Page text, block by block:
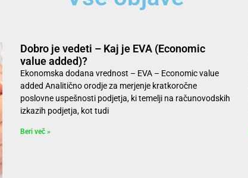
Dobro je vedeti – Kaj je EVA (Economic
value added)?
Ekonomska dodana vrednost – EVA – Economic value
added Analitično orodje za merjenje kratkoročne
poslovne uspešnosti podjetja, ki temelji na računovodskih
izkazih podjetja, kot tudi
Beri več »